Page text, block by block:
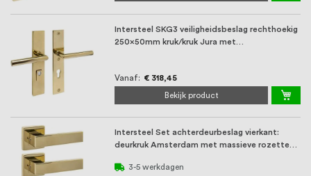
Intersteel SKG3 veiligheidsbeslag rechthoekig
250x50mm kruk/kruk Jura met
Vanaf € 318,45
Bekijk product
Intersteel Set achterdeurbeslag vierkant:
deurkruk Amsterdam met massieve rozetten
3-5 werkdagen